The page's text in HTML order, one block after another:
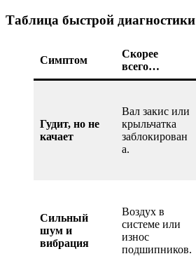
Таблица быстрой диагностики
Симптом
Скорее
всего…
Гудит, но не
качает
Вал закис или
крыльчатка
заблокирован
а.
Сильный
шум и
вибрация
Воздух в
системе или
износ
подшипников.